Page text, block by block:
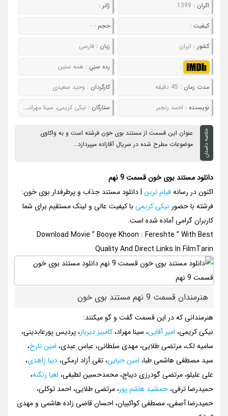
اکران : 1399 ژانر :
کيفيت : حجم : -
کشور : ایران زبان : فارسی
: رده سني : همه سنین
مدت زمان : 45 دقیقه کارگردان : وحید سعیدی
نويسنده : احمد رنجبر ستارگان : نیکی کریمی، سینا مهراد، امین حیایی و ...
خلاصه داستان
عنوان این قسمت از مستند بوی خون فرشته است و به واکاوی
موضوعات مطرح شده در سریال آقازاده میپردازد...
دانلود مستند بوی خون قسمت 9 نهم
اکنون در رسانهفیلم ترین | دانلود مستند جذاب و پرطرفدار بوی خون:
فرشته با حضور نیکی کریمی با کیفیت عالی و لینک مستقیم برای شما
کاربران گرامی آماده شده است.
Download Movie ” Booye Khoon : Fereshte ” With Best
Quality And Direct Links In FilmTarin
هنرمندان قسمت 9 نهم مستند بوی خون
هنرمندانی که در این قسمت گفت و گو میکنند:
نیکی کریمی، امیر آقایی، سینا مهراد،کامبیز دیرباز، پردیس پورعابدینی،
سامیه لک، مرتضی طلایی، مهدی سلطانی، عباس عبدی، امین تارخ،
سید مصطفی هاشمی طبا، امین حیایی، تقی آزاد ارمکی،دیبا زاهدی،
علی علیلو، مرتضی گودرزی دیباج، محمدحسین لطیفی، لعیا زنگنه،
حمیدرضا ترفی،جمشید هاشم پور، مرتضی طلایی، احمد توکلی،
حمیدرضا آصفی، مصطفی کواکبیان، احسان قاضی زاده هاشمی و مهدی